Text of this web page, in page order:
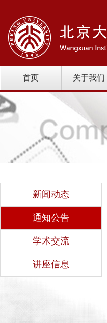
首页 关于我们
新闻动态
通知公告
学术交流
讲座信息